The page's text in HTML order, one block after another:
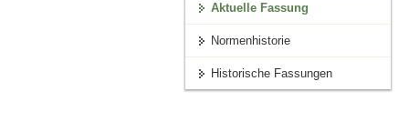
Aktuelle Fassung
Normenhistorie
Historische Fassungen